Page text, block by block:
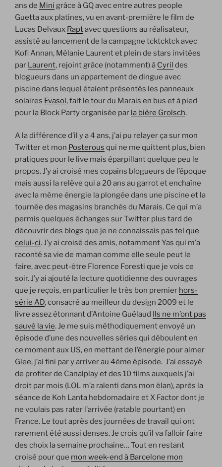
ans de Mini grâce à GQ avec entre autres people
Guetta aux platines, vu en avant-première le film de
Lucas Delvaux Raptavec questions au réalisateur,
assisté au lancement de la campagne tcktcktck avec
Kofi Annan, Mélanie Laurent et plein de stars invitées
par Laurent, rejoint grâce (notamment) à Cyril des
blogueurs dans un appartement de dingue avec
piscine dans lequel étaient présentés les panneaux
solaires Evasol, fait le tour du Marais en bus et à pied
pour la Block Party organisée par la bière Grolsch.
A la différence d’il y a 4 ans, j’ai pu relayer ça sur mon
Twitter et mon Posterous qui ne me quittent plus, bien
pratiques pour le live mais éparpillant quelque peu le
propos. J’y ai croisé mes copains blogueurs de l’époque
mais aussi la relève qui a 20 ans au garrot et enchaîne
avec la même énergie la plongée dans une piscine et la
tournée des magasins branchés du Marais. Ce qui m’a
permis quelques échanges sur Twitter plus tard de
découvrir des blogs que je ne connaissais pas tel que
celui-ci. J’y ai croisé des amis, notamment Yas qui m’a
raconté sa vie de maman comme elle seule peut le
faire, avec peut-être Florence Foresti que je vois ce
soir. J’y ai ajouté la lecture quotidienne des ouvrages
que je reçois, en particulier le très bon premier hors-
série AD, consacré au meilleur du design 2009 et le
livre assez étonnant d’Antoine Guélaud Ils ne m’ont pas
sauvé la vie. Je me suis méthodiquement envoyé un
épisode d’une des nouvelles séries qui déboulent en
ce moment aux US, en mettant de l’énergie pour aimer
Glee, j’ai fini par y arriver au 4ème épisode. J’ai essayé
de profiter de Canalplay et des 10 films auxquels j’ai
droit par mois (LOL m’a ralenti dans mon élan), après la
séance de Koh Lanta hebdomadaire et X Factor dont je
ne voulais pas rater l’arrivée (ratable pourtant) en
France. Le tout après des journées de travail qui ont
rarement été aussi denses. Je crois qu’il va falloir faire
des choix la semaine prochaine… Tout en restant
croisé pour que mon week-end à Barcelone mon